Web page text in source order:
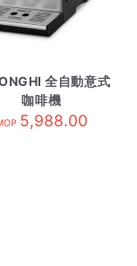
全自動意式
咖啡機
5,988.00